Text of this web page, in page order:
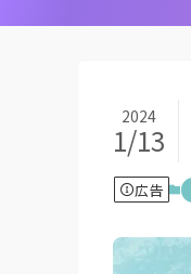
2024
1/13
広告